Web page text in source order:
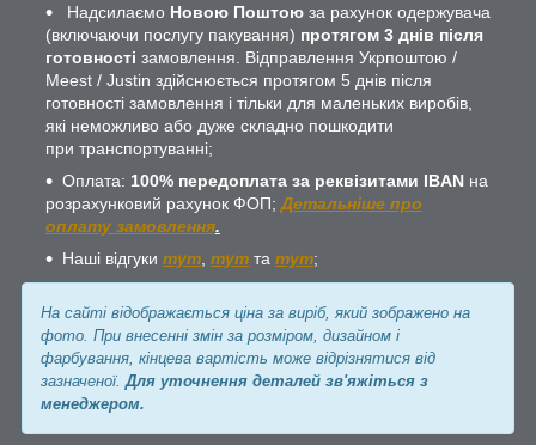
Надсилаємо Новою Поштою за рахунок одержувача
(включаючи послугу пакування) протягом 3 днів після
готовності замовлення. Відправлення Укрпоштою /
Meest / Justin здійснюється протягом 5 днів після
готовності замовлення і тільки для маленьких виробів,
які неможливо або дуже складно пошкодити
при транспортуванні;
Оплата: 100% передоплата за реквізитами IBAN на
розрахунковий рахунок ФОП; Детальніше про
оплату замовлення.
Наші відгуки тут тут та тут;
На сайті відображається ціна за виріб, який зображено на
фото. При внесенні змін за розміром, дизайном і
фарбування, кінцева вартість може відрізнятися від
зазначеної. Для уточнення деталей зв'яжіться з
менеджером.